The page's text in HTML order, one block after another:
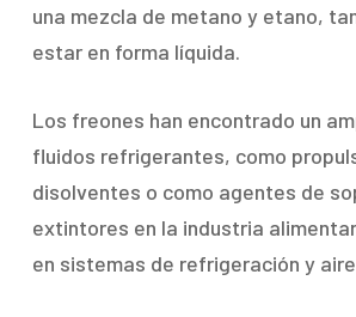
una mezcla de metano y etano,
estar en forma líquida.
Los freones han encontrado un
fluidos refrigerantes, como
disolventes o como agentes de
extintores en la industria
en sistemas de refrigeración y